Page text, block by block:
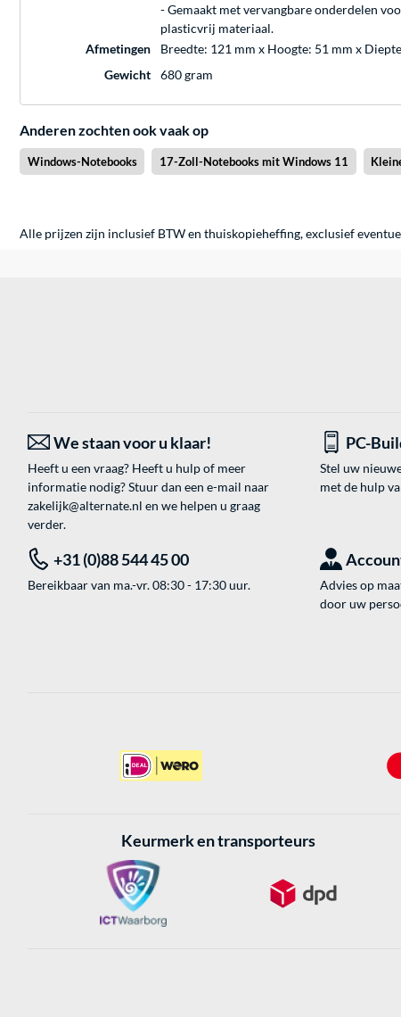
- Gemaakt met vervangbare onderdelen
plasticvrij materiaal.
Afmetingen
Breedte: 121 mm x Hoogte: 51 mm x
Gewicht
680 gram
Anderen zochten ook vaak op
Windows-Notebooks 17-Zoll-Notebooks mit Windows 11
Alle prijzen zijn inclusief BTW en thuiskopieheffing, exclusief
We staan voor u klaar!
Heeft u een vraag? Heeft u hulp of meer
informatie nodig? Stuur dan een e-mail naar
zakelijk@alternate.nl en we helpen u graag
verder.
PC-
Stel uw
met de hulp
+31 (0)88 544 45 00
Bereikbaar van ma.-vr. 08:30 - 17:30 uur.
Advies op
door uw
Keurmerk en transporteurs